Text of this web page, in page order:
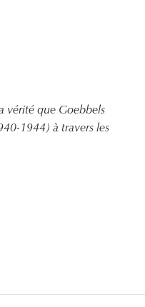
vérité que Goebbels
1944) à travers les